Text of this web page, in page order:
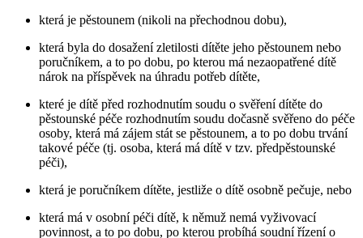
která je pěstounem (nikoli na přechodnou dobu),
která byla do dosažení zletilosti dítěte jeho pěstounem nebo
poručníkem, a to po dobu, po kterou má nezaopatřené dítě
nárok na příspěvek na úhradu potřeb dítěte,
které je dítě před rozhodnutím soudu o svěření dítěte do
pěstounské péče rozhodnutím soudu dočasně svěřeno do péče
osoby, která má zájem stát se pěstounem, a to po dobu trvání
takové péče (tj. osoba, která má dítě v tzv. předpěstounské
péči),
která je poručníkem dítěte, jestliže o dítě osobně pečuje, nebo
která má v osobní péči dítě, k němuž nemá vyživovací
povinnost, a to po dobu, po kterou probíhá soudní řízení o